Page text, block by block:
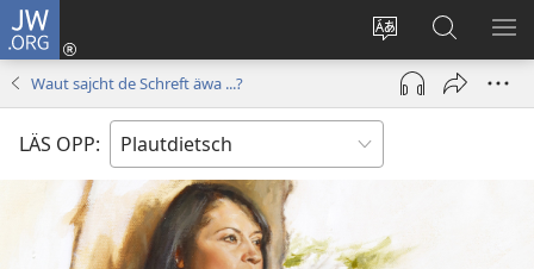
JW.ORG
Sproak
fa
dise
Aunmalden
(opens
window)
En
JW.ORG
sieekjen
Waut sajcht de Schreft äwa ...?
LÄS OPP: